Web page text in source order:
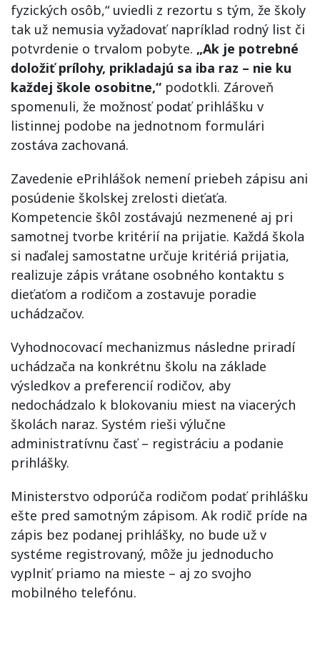
fyzických osôb,“ uviedli z rezortu s tým, že školy
tak už nemusia vyžadovať napríklad rodný list či
potvrdenie o trvalom pobyte. „Ak je potrebné
doložiť prílohy, prikladajú sa iba raz – nie ku
každej škole osobitne,“ podotkli. Zároveň
spomenuli, že možnosť podať prihlášku v
listinnej podobe na jednotnom formulári
zostáva zachovaná.
Zavedenie ePrihlášok nemení priebeh zápisu ani
posúdenie školskej zrelosti dieťaťa.
Kompetencie škôl zostávajú nezmenené aj pri
samotnej tvorbe kritérií na prijatie. Každá škola
si naďalej samostatne určuje kritériá prijatia,
realizuje zápis vrátane osobného kontaktu s
dieťaťom a rodičom a zostavuje poradie
uchádzačov.
Vyhodnocovací mechanizmus následne priradí
uchádzača na konkrétnu školu na základe
výsledkov a preferencií rodičov, aby
nedochádzalo k blokovaniu miest na viacerých
školách naraz. Systém rieši výlučne
administratívnu časť – registráciu a podanie
prihlášky.
Ministerstvo odporúča rodičom podať prihlášku
ešte pred samotným zápisom. Ak rodič príde na
zápis bez podanej prihlášky, no bude už v
systéme registrovaný, môže ju jednoducho
vyplniť priamo na mieste – aj zo svojho
mobilného telefónu.